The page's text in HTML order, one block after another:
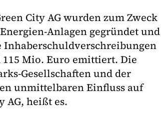
City AG wurden zum Zweck
Anlagen gegründet und
Inhaberschuldverschreibungen
Mio. Euro emittiert. Die
Gesellschaften und der
unmittelbaren Einfluss auf
AG, heißt es.